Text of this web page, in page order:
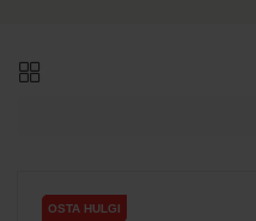
OSTA HULGI
OSTA HULGI